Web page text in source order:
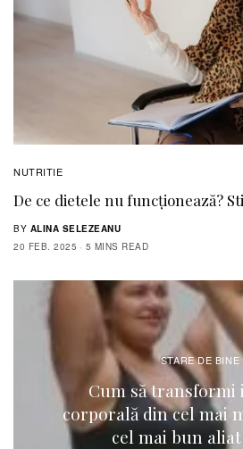
NUTRITIE
De ce dietele nu funcționează?
BY ALINA SELEZEANU
20 FEB. 2025
5 MINS READ
STARE DE BINE
Cum să transformi
corporală din cel mai
cel mai bun